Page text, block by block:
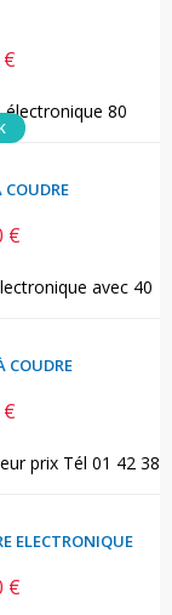
€
COUDRE
ELECTRONIQUE
€